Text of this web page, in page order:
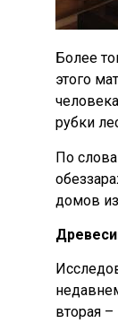
Более
этого
рубки
По
домов
вторая